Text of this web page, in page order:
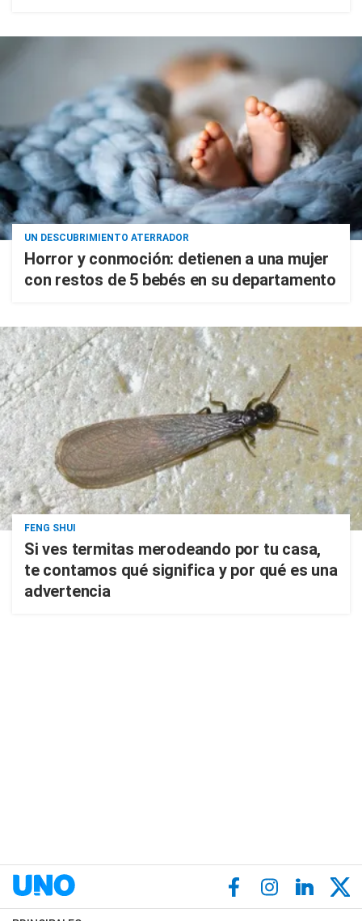
UN DESCUBRIMIENTO ATERRADOR
Horror y conmoción: detienen a una mujer
con restos de 5 bebés en su departamento
FENG SHUI
Si ves termitas merodeando por tu casa,
te contamos qué significa y por qué es una
advertencia